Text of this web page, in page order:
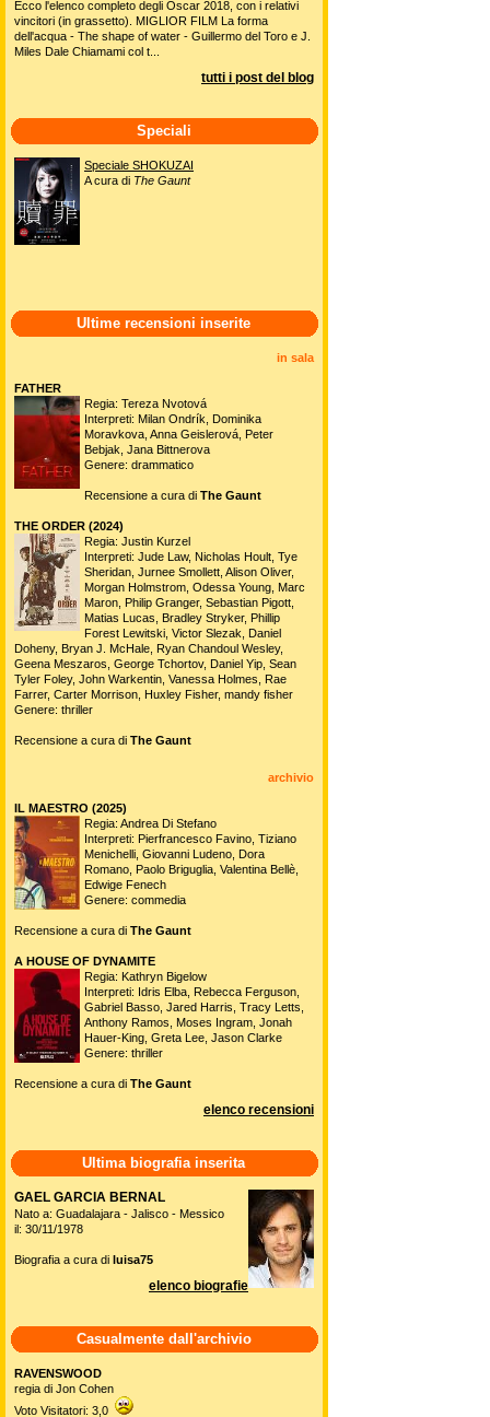
Ecco l'elenco completo degli Oscar 2018, con i relativi
vincitori (in grassetto). MIGLIOR FILM La forma
dell'acqua - The shape of water - Guillermo del Toro e J.
Miles Dale Chiamami col t...
tutti i post del blog
Speciali
Speciale SHOKUZAI
A cura di The Gaunt
Ultime recensioni inserite
in sala
FATHER
Regia: Tereza Nvotová
Interpreti: Milan Ondrík, Dominika
Moravkova, Anna Geislerová, Peter
Bebjak, Jana Bittnerova
Genere: drammatico
Recensione a cura di The Gaunt
THE ORDER (2024)
Regia: Justin Kurzel
Interpreti: Jude Law, Nicholas Hoult, Tye
Sheridan, Jurnee Smollett, Alison Oliver,
Morgan Holmstrom, Odessa Young, Marc
Maron, Philip Granger, Sebastian Pigott,
Matias Lucas, Bradley Stryker, Phillip
Forest Lewitski, Victor Slezak, Daniel
Doheny, Bryan J. McHale, Ryan Chandoul Wesley,
Geena Meszaros, George Tchortov, Daniel Yip, Sean
Tyler Foley, John Warkentin, Vanessa Holmes, Rae
Farrer, Carter Morrison, Huxley Fisher, mandy fisher
Genere: thriller
Recensione a cura di The Gaunt
archivio
IL MAESTRO (2025)
Regia: Andrea Di Stefano
Interpreti: Pierfrancesco Favino, Tiziano
Menichelli, Giovanni Ludeno, Dora
Romano, Paolo Briguglia, Valentina Bellè,
Edwige Fenech
Genere: commedia
Recensione a cura di The Gaunt
A HOUSE OF DYNAMITE
Regia: Kathryn Bigelow
Interpreti: Idris Elba, Rebecca Ferguson,
Gabriel Basso, Jared Harris, Tracy Letts,
Anthony Ramos, Moses Ingram, Jonah
Hauer-King, Greta Lee, Jason Clarke
Genere: thriller
Recensione a cura di The Gaunt
elenco recensioni
Ultima biografia inserita
GAEL GARCIA BERNAL
Nato a: Guadalajara - Jalisco - Messico
il: 30/11/1978
Biografia a cura di luisa75
elenco biografie
Casualmente dall'archivio
RAVENSWOOD
regia di Jon Cohen
Voto Visitatori: 3,0